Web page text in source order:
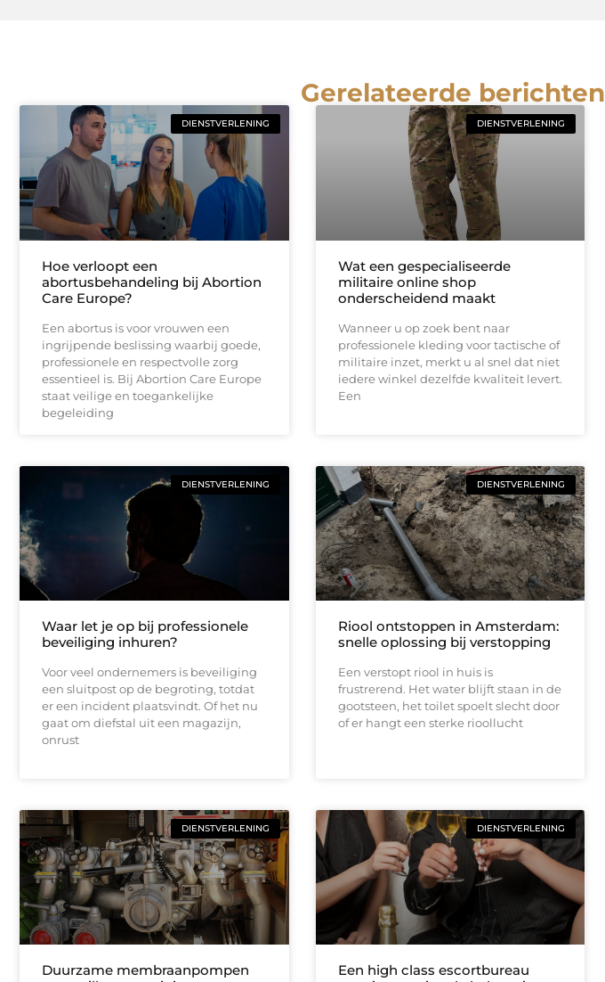
Gerelateerde berichten
DIENSTVERLENING
Hoe verloopt een
abortusbehandeling bij Abortion
Care Europe?
Een abortus is voor vrouwen een
ingrijpende beslissing waarbij goede,
professionele en respectvolle zorg
essentieel is. Bij Abortion Care Europe
staat veilige en toegankelijke
begeleiding
DIENSTVERLENING
Wat een gespecialiseerde
militaire online shop
onderscheidend maakt
Wanneer u op zoek bent naar
professionele kleding voor tactische of
militaire inzet, merkt u al snel dat niet
iedere winkel dezelfde kwaliteit levert.
Een
DIENSTVERLENING
Waar let je op bij professionele
beveiliging inhuren?
Voor veel ondernemers is beveiliging
een sluitpost op de begroting, totdat
er een incident plaatsvindt. Of het nu
gaat om diefstal uit een magazijn,
onrust
DIENSTVERLENING
Riool ontstoppen in Amsterdam:
snelle oplossing bij verstopping
Een verstopt riool in huis is
frustrerend. Het water blijft staan in de
gootsteen, het toilet spoelt slecht door
of er hangt een sterke rioollucht
DIENSTVERLENING
Duurzame membraanpompen
DIENSTVERLENING
Een high class escortbureau